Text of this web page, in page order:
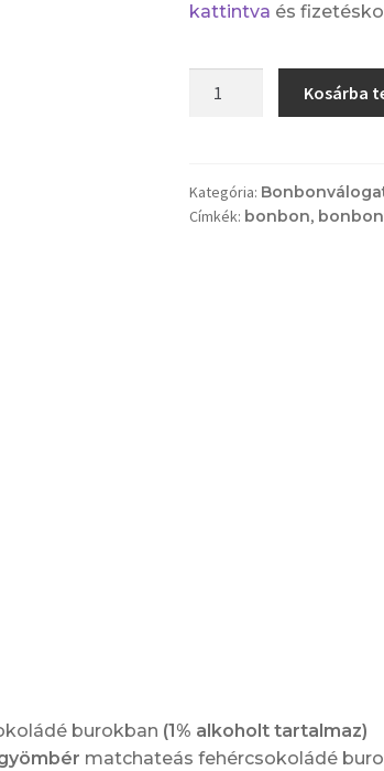
kattintva és
16
darabos
Kosárba
Kategória:
Címkék: bonbon,
burokban (1% alkoholt tartalmaz)
matchateás fehércsokoládé